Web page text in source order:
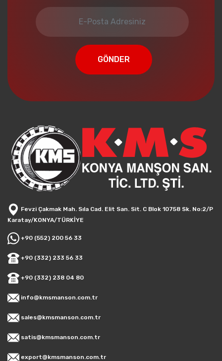
GÖNDER
Fevzi Çakmak Mah. Sıla Cad. Elit San. Sit. C Blok 10758 Sk. No:2/P
Karatay/KONYA/TÜRKİYE
+90 (552) 200 56 33
+90 (332) 233 56 33
+90 (332) 238 04 80
info@kmsmanson.com.tr
sales@kmsmanson.com.tr
satis@kmsmanson.com.tr
export@kmsmanson.com.tr